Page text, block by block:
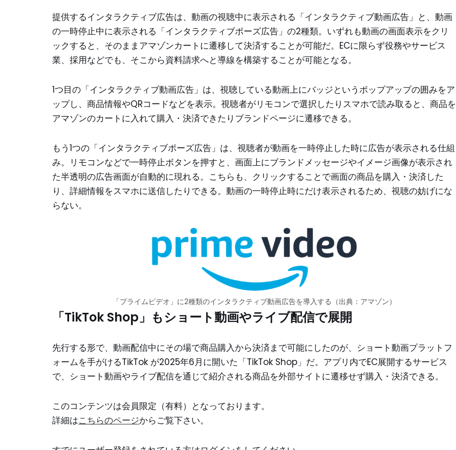
提供するインタラクティブ広告は、動画の視聴中に表示される「インタラクティブ動画広告」と、動画
の一時停止中に表示される「インタラクティブポーズ広告」の2種類。いずれも動画の画面表示をクリ
ックすると、そのままアマゾンカートに遷移して決済することが可能だ。ECに限らず役務やサービス
業、採用などでも、そこから資料請求へと導線を構築することが可能となる。
1つ目の「インタラクティブ動画広告」は、視聴している動画上にバッジというポップアップの囲みをア
ップし、商品情報やQRコードなどを表示。視聴者がリモコンで選択したりスマホで読み取ると、商品を
アマゾンのカートに入れて購入・決済できたりブランドページに遷移できる。
もう1つの「インタラクティブポーズ広告」は、視聴者が動画を一時停止した時に広告が表示される仕組
み。リモコンなどで一時停止ボタンを押すと、画面上にブランドメッセージやイメージ画像が表示され
た半透明の広告画面が自動的に現れる。こちらも、クリックすることで画面の商品を購入・決済した
り、詳細情報をスマホに送信したりできる。動画の一時停止時にだけ表示されるため、視聴の妨げにな
らない。
「プライムビデオ」に2種類のインタラクティブ動画広告を導入する（出典：アマゾン）
「TikTok Shop」もショート動画やライブ配信で展開
先行する形で、動画配信中にその場で商品購入から決済まで可能にしたのが、ショート動画プラットフ
ォームを手がけるTikTok が2025年6月に開いた「TikTok Shop」だ。アプリ内でEC展開するサービス
で、ショート動画やライブ配信を通じて紹介される商品を外部サイトに遷移せず購入・決済できる。
このコンテンツは会員限定（有料）となっております。
詳細はこちらのページからご覧下さい。